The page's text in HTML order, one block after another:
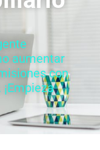
aumentar
con